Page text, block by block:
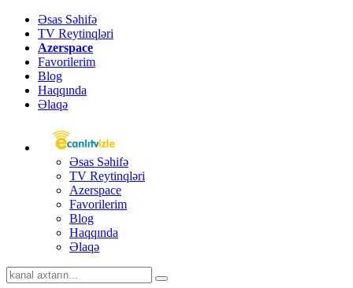
Əsas Səhifə
TV Reytinqləri
Azerspace
Favorilerim
Blog
Haqqında
Əlaqə
Əsas Səhifə
TV Reytinqləri
Azerspace
Favorilerim
Blog
Haqqında
Əlaqə